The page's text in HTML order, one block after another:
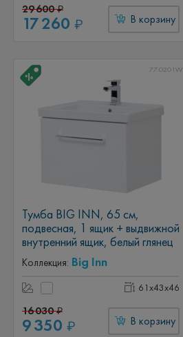
29 600₽
17 260 ₽ В корзину
77.0201W
Тумба BIG INN, 65 см,
подвесная, 1 ящик + выдвижной
внутренний ящик, белый глянец
Коллекция: Big Inn
61x43x46
16 030₽
9 350 ₽ В корзину